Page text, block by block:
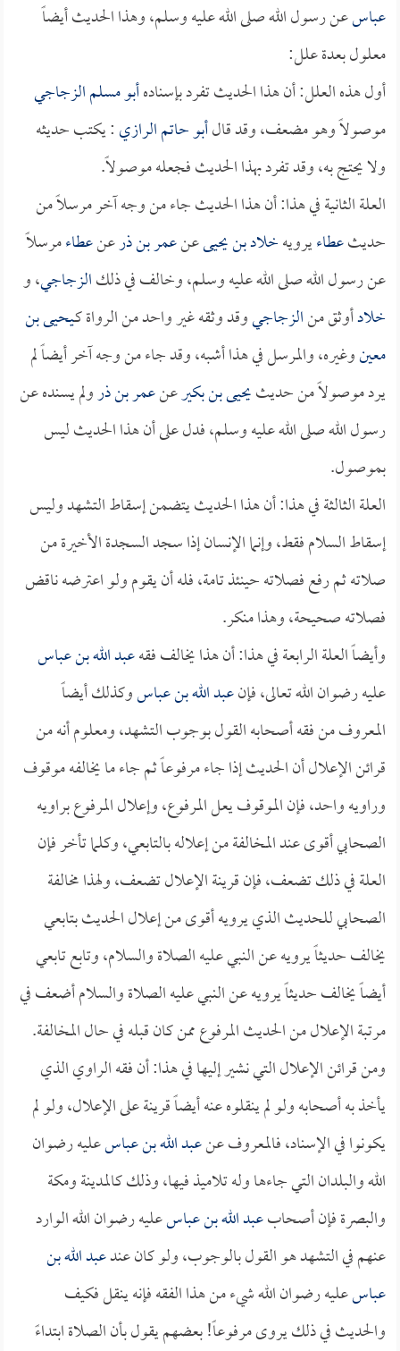
عباسعن رسول الله صلى الله عليه وسلم، وهذا الحديث أيضاً
معلول بعدة علل:
أول هذه العلل: أن هذا الحديث تفرد بإسنادهأبو مسلم الزجاجي
موصولاً وهو مضعف، وقد قالأبو حاتم الرازي: يكتب حديثه
ولا يحتج به، وقد تفرد بهذا الحديث فجعله موصولاً.
العلة الثانية في هذا: أن هذا الحديث جاء من وجه آخر مرسلاً من
حديثعطاءيرويهخلاد بن يحيىعنعمر بن ذرعنعطاءمرسلاً
عن رسول الله صلى الله عليه وسلم، وخالف في ذلكالزجاجي، و
خلادأوثق منالزجاجيوقد وثقه غير واحد من الرواة كـيحيى بن
معينوغيره، والمرسل في هذا أشبه، وقد جاء من وجه آخر أيضاً لم
يرد موصولاً من حديثيحيى بن بكيرعنعمر بن ذرولم يسنده عن
رسول الله صلى الله عليه وسلم، فدل على أن هذا الحديث ليس
بموصول.
العلة الثالثة في هذا: أن هذا الحديث يتضمن إسقاط التشهد وليس
إسقاط السلام فقط، وإنما الإنسان إذا سجد السجدة الأخيرة من
صلاته ثم رفع فصلاته حينئذ تامة، فله أن يقوم ولو اعترضه ناقض
فصلاته صحيحة، وهذا منكر.
وأيضاً العلة الرابعة في هذا: أن هذا يخالف فقهعبد الله بن عباس
عليه رضوان الله تعالى، فإنعبد الله بن عباسوكذلك أيضاً
المعروف من فقه أصحابه القول بوجوب التشهد، ومعلوم أنه من
قرائن الإعلال أن الحديث إذا جاء مرفوعاً ثم جاء ما يخالفه موقوف
وراويه واحد، فإن الموقوف يعل المرفوع، وإعلال المرفوع براويه
الصحابي أقوى عند المخالفة من إعلاله بالتابعي، وكلما تأخر فإن
العلة في ذلك تضعف، فإن قرينة الإعلال تضعف، ولهذا مخالفة
الصحابي للحديث الذي يرويه أقوى من إعلال الحديث بتابعي
يخالف حديثاً يرويه عن النبي عليه الصلاة والسلام، وتابع تابعي
أيضاً يخالف حديثاً يرويه عن النبي عليه الصلاة والسلام أضعف في
مرتبة الإعلال من الحديث المرفوع ممن كان قبله في حال المخالفة.
ومن قرائن الإعلال التي نشير إليها في هذا: أن فقه الراوي الذي
يأخذ به أصحابه ولو لم ينقلوه عنه أيضاً قرينة على الإعلال، ولو لم
يكونوا في الإسناد، فالمعروف عنعبد الله بن عباسعليه رضوان
الله والبلدان التي جاءها وله تلاميذ فيها، وذلك كالمدينة ومكة
والبصرة فإن أصحابعبد الله بن عباسعليه رضوان الله الوارد
عنهم في التشهد هو القول بالوجوب، ولو كان عندعبد الله بن
عباسعليه رضوان الله شيء من هذا الفقه فإنه ينقل فكيف
والحديث في ذلك يروى مرفوعاً! بعضهم يقول بأن الصلاة ابتداءً